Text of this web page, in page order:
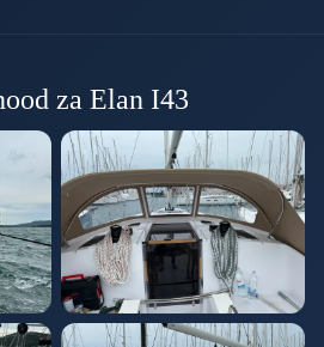
za Elan I43